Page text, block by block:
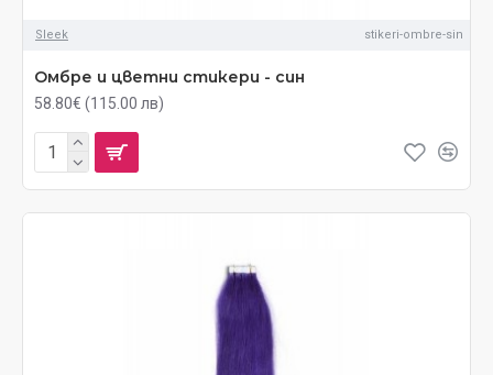
Sleek stikeri-ombre-sin
Омбре и цветни стикери - син
58.80€ (115.00 лв)